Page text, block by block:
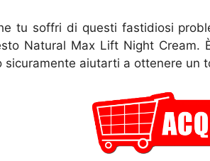
tu soffri di questi fastidiosi
Natural Max Lift Night Cream.
sicuramente aiutarti a ottenere un